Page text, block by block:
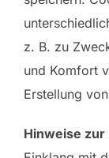
z. B. zu
und Komfort
Erstellung
Hinweise zur